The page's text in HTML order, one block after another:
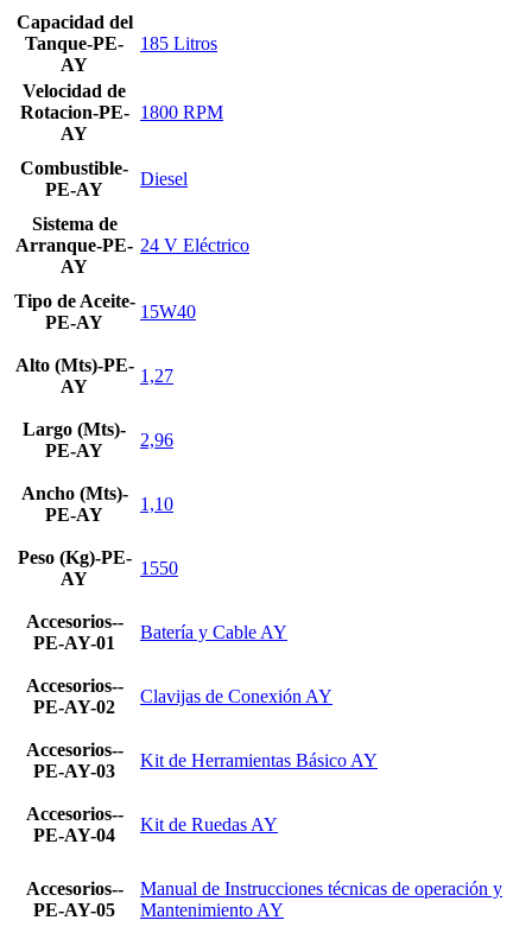
Capacidad del
Tanque-PE-
AY
185 Litros
Velocidad de
Rotacion-PE-
AY
1800 RPM
Combustible-
PE-AY
Diesel
Sistema de
Arranque-PE-
AY
24 V Eléctrico
Tipo de Aceite-
PE-AY
15W40
Alto (Mts)-PE-
AY
1,27
Largo (Mts)-
PE-AY
2,96
Ancho (Mts)-
PE-AY
1,10
Peso (Kg)-PE-
AY
1550
Accesorios--
PE-AY-01
Batería y Cable AY
Accesorios--
PE-AY-02
Clavijas de Conexión AY
Accesorios--
PE-AY-03
Kit de Herramientas Básico AY
Accesorios--
PE-AY-04
Kit de Ruedas AY
Accesorios--
PE-AY-05
Manual de Instrucciones técnicas de operación y
Mantenimiento AY